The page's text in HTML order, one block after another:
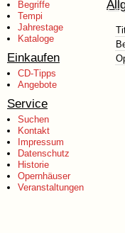
Begriffe
Tempi
Jahrestage
Kataloge
Einkaufen
CD-Tipps
Angebote
Service
Suchen
Kontakt
Impressum
Datenschutz
Historie
Opernhäuser
Veranstaltungen